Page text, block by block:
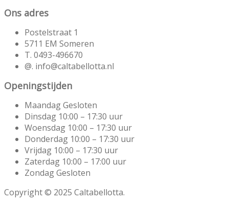
Ons adres
Postelstraat 1
5711 EM Someren
T. 0493-496670
@. info@caltabellotta.nl
Openingstijden
Maandag Gesloten
Dinsdag 10:00 – 17:30 uur
Woensdag 10:00 – 17:30 uur
Donderdag 10:00 – 17:30 uur
Vrijdag 10:00 – 17:30 uur
Zaterdag 10:00 – 17:00 uur
Zondag Gesloten
Copyright © 2025 Caltabellotta.